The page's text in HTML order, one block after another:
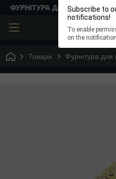
Subscribe to
notifications!
To enable
on the
ФУРНІТУРА ДЛЯ ТВОРЧОСТІ
Товари Фурнітура для